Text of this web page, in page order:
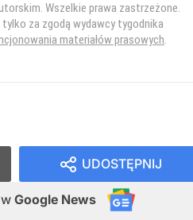
Wszelkie prawa zastrzeżone.
za zgodą wydawcy tygodnika
materiałów prasowych.
UDOSTĘPNIJ
w Google News